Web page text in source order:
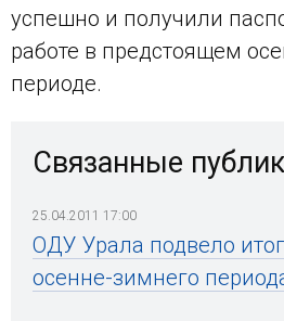
успешно и получили
работе в предстоящем
периоде.
Связанные
25.04.2011 17:00
ОДУ Урала подвело
осенне-зимнего